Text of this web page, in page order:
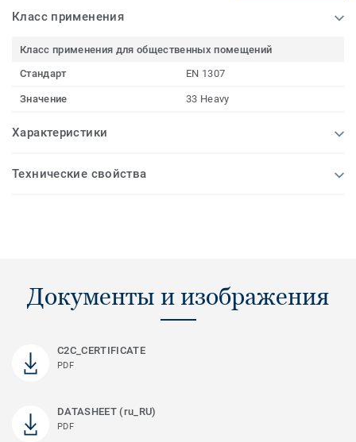
Класс применения
Класс применения для общественных помещений
Стандарт
EN 1307
Значение 33 Heavy
Характеристики
Технические свойства
Документы и изображения
C2C_CERTIFICATE
PDF
DATASHEET (ru_RU)
PDF